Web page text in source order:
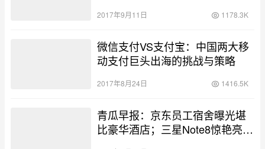
2017年9月11日 1178.3K
微信支付VS支付宝：中国两大移
动支付巨头出海的挑战与策略
2017年8月24日 1416.5K
青瓜早报：京东员工宿舍曝光堪
比豪华酒店；三星Note8惊艳亮相